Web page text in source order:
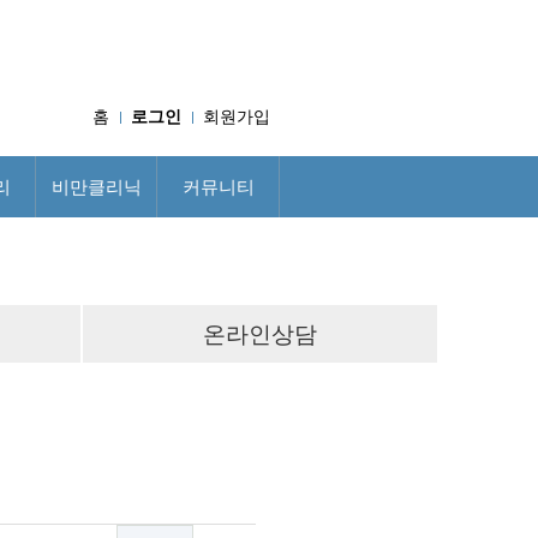
홈 로그인 회원가입
비만클리닉 커뮤니티
온라인상담